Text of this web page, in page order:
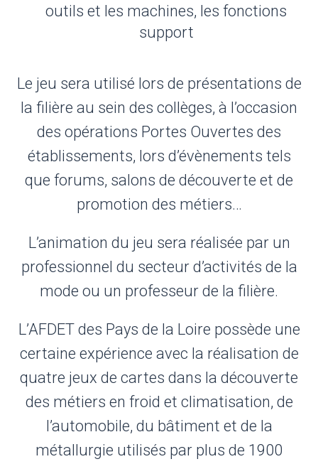
outils et les machines, les fonctions
support
Le jeu sera utilisé lors de présentations de
la filière au sein des collèges, à l’occasion
des opérations Portes Ouvertes des
établissements, lors d’évènements tels
que forums, salons de découverte et de
promotion des métiers…
L’animation du jeu sera réalisée par un
professionnel du secteur d’activités de la
mode ou un professeur de la filière.
L’AFDET des Pays de la Loire possède une
certaine expérience avec la réalisation de
quatre jeux de cartes dans la découverte
des métiers en froid et climatisation, de
l’automobile, du bâtiment et de la
métallurgie utilisés par plus de 1900